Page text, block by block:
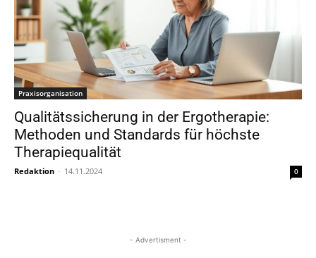
Praxisorganisation
Qualitätssicherung in der Ergotherapie:
Methoden und Standards für höchste
Therapiequalität
Redaktion - 14.11.2024 0
- Advertisment -